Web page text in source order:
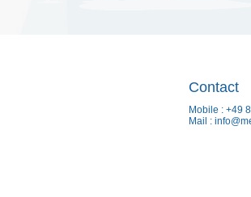
Contact
Mobile : +49
Mail :